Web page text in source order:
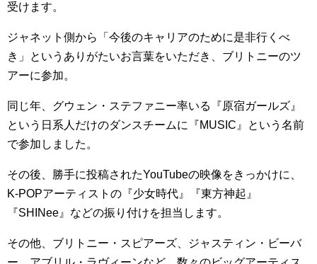
受けます。
ジャネット側から「今後のキャリアのために是非行くべ
き」というありがたいお言葉をいただき、ブリトニーのツ
アーに参加。
同じ年、グウェン・ステファニー率いる『原宿ガールズ』
という日系人だけのダンスチームに『MUSIC』という名前
で参加しました。
その後、勝手に投稿されたYouTubeの映像をきっかけに、
K-POPアーティストの『少女時代』『東方神起』
『SHINee』などの振り付けを担当します。
その他、ブリトニー・スピアーズ、ジャスティン・ビーバ